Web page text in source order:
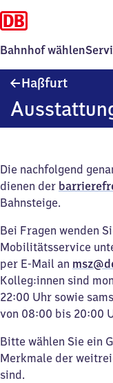
Bahnhof wählen
Haßfurt
Die nachfolgend
dienen der
Bahnsteige.
Bei Fragen wenden
Mobilitätsservice
per E-Mail an
Kolleg:innen sind
22:00 Uhr sowie
von 08:00 bis 20:00
Bitte wählen Sie ein
Merkmale der
sind.